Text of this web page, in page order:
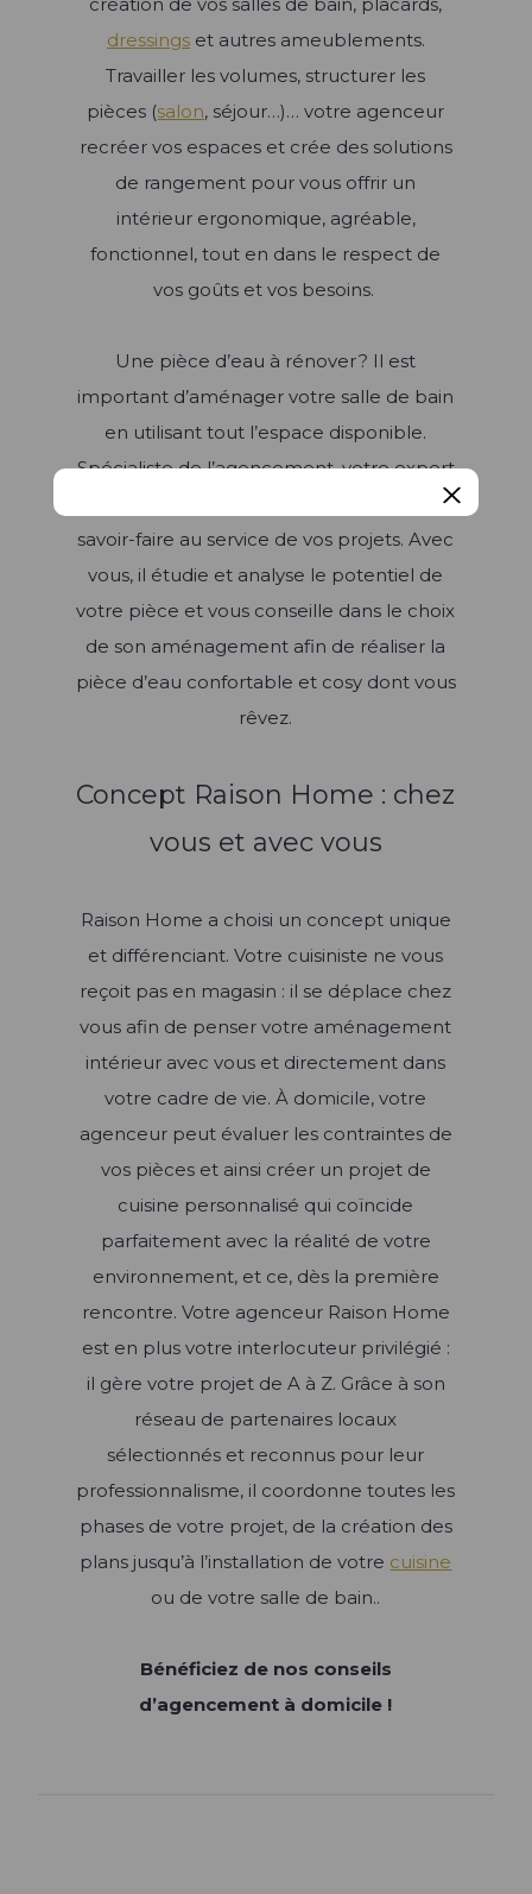
dressingset autres ameublements.
Travailler les volumes, structurer les
pièces (salon, séjour…)… votre agenceur
recréer vos espaces et crée des solutions
de rangement pour vous offrir un
intérieur ergonomique, agréable,
fonctionnel, tout en dans le respect de
vos goûts et vos besoins.
Une pièce d’eau à rénover ? Il est
important d’aménager votre salle de bain
en utilisant tout l’espace disponible.
Spécialiste de l’agencement, votre expert
savoir-faire au service de vos projets. Avec
vous, il étudie et analyse le potentiel de
votre pièce et vous conseille dans le choix
de son aménagement afin de réaliser la
pièce d’eau confortable et cosy dont vous
rêvez.
Concept Raison Home : chez
vous et avec vous
Raison Home a choisi un concept unique
et différenciant. Votre cuisiniste ne vous
reçoit pas en magasin : il se déplace chez
vous afin de penser votre aménagement
intérieur avec vous et directement dans
votre cadre de vie. À domicile, votre
agenceur peut évaluer les contraintes de
vos pièces et ainsi créer un projet de
cuisine personnalisé qui coïncide
parfaitement avec la réalité de votre
environnement, et ce, dès la première
rencontre. Votre agenceur Raison Home
est en plus votre interlocuteur privilégié :
il gère votre projet de A à Z. Grâce à son
réseau de partenaires locaux
sélectionnés et reconnus pour leur
professionnalisme, il coordonne toutes les
phases de votre projet, de la création des
plans jusqu’à l’installation de votre cuisine
ou de votre salle de bain..
Bénéficiez de nos conseils
d’agencement à domicile !